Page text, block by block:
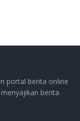
portal berita online
berita